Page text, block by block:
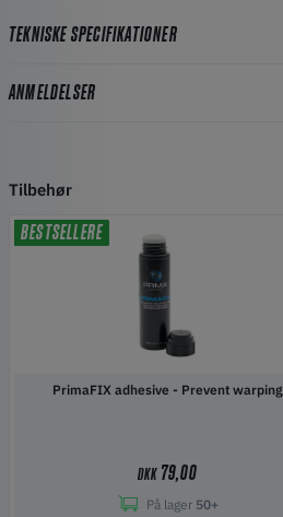
TEKNISKE SPECIFIKATIONER
ANMELDELSER
Tilbehør
BESTSELLERE
PrimaFIX adhesive - Prevent warping
DKK79,00
På lager 50+